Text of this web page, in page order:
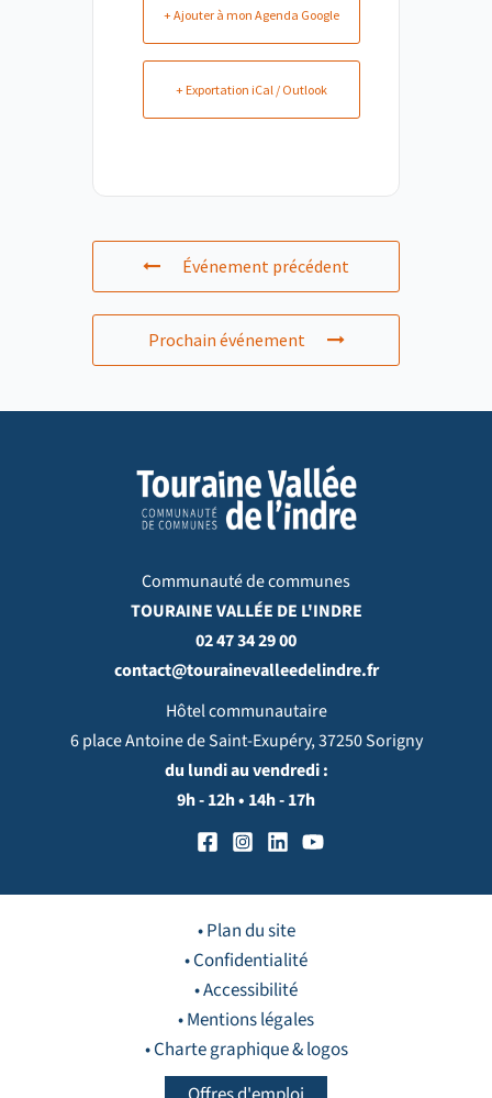
+ Ajouter à mon Agenda Google
+ Exportation iCal / Outlook
Événement précédent
Prochain événement
Communauté de communes
TOURAINE VALLÉE DE L'INDRE
02 47 34 29 00
contact@tourainevalleedelindre.fr
Hôtel communautaire
6 place Antoine de Saint-Exupéry, 37250 Sorigny
du lundi au vendredi :
9h - 12h • 14h - 17h
• Plan du site
• Confidentialité
• Accessibilité
• Mentions légales
• Charte graphique & logos